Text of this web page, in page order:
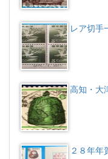
レア切手
高知・大
２８年